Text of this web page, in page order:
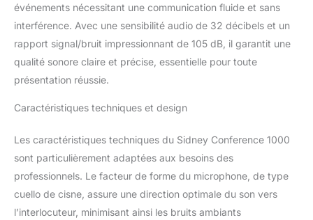
direction que vous
voulez quand c'est
nécessaire. Cet
amplificateur de voix est
optimal pour toute
conférence.
QUALITÉ: Ce système de
microphone sans fil a
fréquences de 610 à 670
MHz. Il a une stabilité de
fréquence de ±0,005%,
événements nécessitant une communication fluide et sans
interférence. Avec une sensibilité audio de 32 décibels et un
rapport signal/bruit impressionnant de 105 dB, il garantit une
qualité sonore claire et précise, essentielle pour toute
présentation réussie.
Caractéristiques techniques et design
Les caractéristiques techniques du Sidney Conference 1000
sont particulièrement adaptées aux besoins des
professionnels. Le facteur de forme du microphone, de type
cuello de cisne, assure une direction optimale du son vers
l’interlocuteur, minimisant ainsi les bruits ambiants